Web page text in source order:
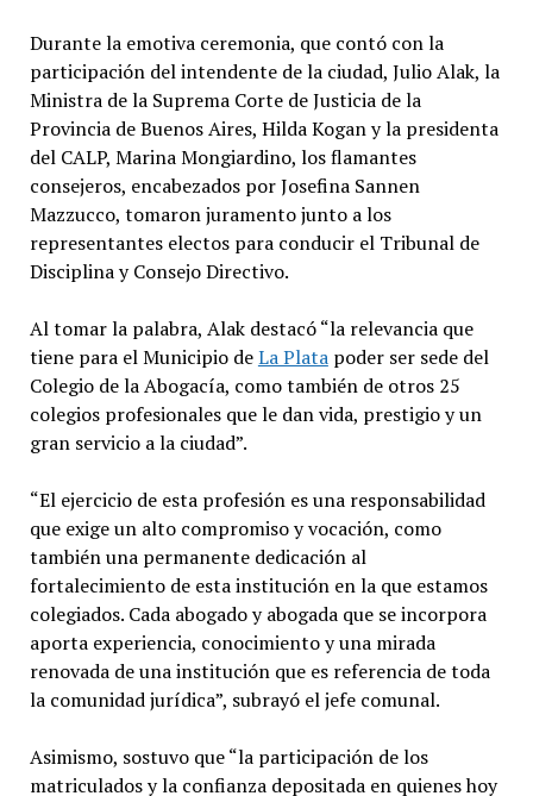
Durante la emotiva ceremonia, que contó con la
participación del intendente de la ciudad, Julio Alak, la
Ministra de la Suprema Corte de Justicia de la
Provincia de Buenos Aires, Hilda Kogan y la presidenta
del CALP, Marina Mongiardino, los flamantes
consejeros, encabezados por Josefina Sannen
Mazzucco, tomaron juramento junto a los
representantes electos para conducir el Tribunal de
Disciplina y Consejo Directivo.
Al tomar la palabra, Alak destacó “la relevancia que
tiene para el Municipio deLa Platapoder ser sede del
Colegio de la Abogacía, como también de otros 25
colegios profesionales que le dan vida, prestigio y un
gran servicio a la ciudad”.
“El ejercicio de esta profesión es una responsabilidad
que exige un alto compromiso y vocación, como
también una permanente dedicación al
fortalecimiento de esta institución en la que estamos
colegiados. Cada abogado y abogada que se incorpora
aporta experiencia, conocimiento y una mirada
renovada de una institución que es referencia de toda
la comunidad jurídica”, subrayó el jefe comunal.
Asimismo, sostuvo que “la participación de los
matriculados y la confianza depositada en quienes hoy